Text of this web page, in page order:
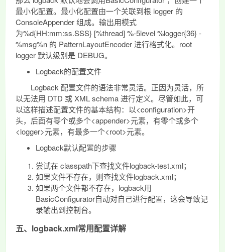
最小化配置。最小化配置由一个关联到根 logger 的
ConsoleAppender 组成。输出用模式
为%d{HH:mm:ss.SSS} [%thread] %-5level %logger{36} -
%msg%n 的 PatternLayoutEncoder 进行格式化。root
logger 默认级别是 DEBUG。
Logback的配置文件
Logback 配置文件的语法非常灵活。正因为灵活，所
以无法用 DTD 或 XML schema 进行定义。尽管如此，可
以这样描述配置文件的基本结构：以<configuration>开
头，后面有零个或多个<appender>元素，有零个或多个
<logger>元素，有最多一个<root>元素。
Logback默认配置的步骤
尝试在 classpath下查找文件logback-test.xml；
如果文件不存在，则查找文件logback.xml；
如果两个文件都不存在，logback用
BasicConfigurator自动对自己进行配置，这会导致记
录输出到控制台。
五、logback.xml常用配置详解